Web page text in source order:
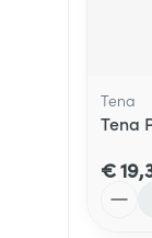
Tena
Tena
€